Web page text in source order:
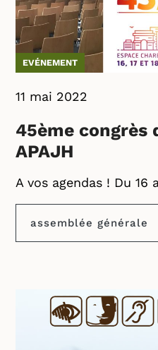
EVÉNEMENT
11 mai 2022
45ème congrès
APAJH
A vos agendas ! Du
assemblée générale